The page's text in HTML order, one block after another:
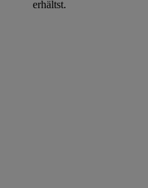
erhältst.